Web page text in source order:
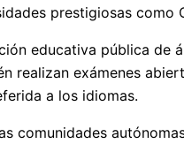
prestigiosas como
educativa pública
realizan exámenes
a los idiomas.
comunidades